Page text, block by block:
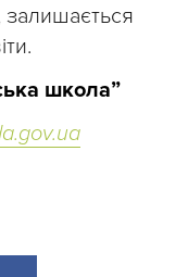
залишається
школа”